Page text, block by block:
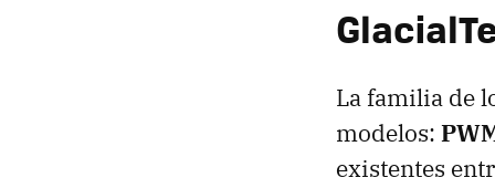
La familia de
modelos:
existentes